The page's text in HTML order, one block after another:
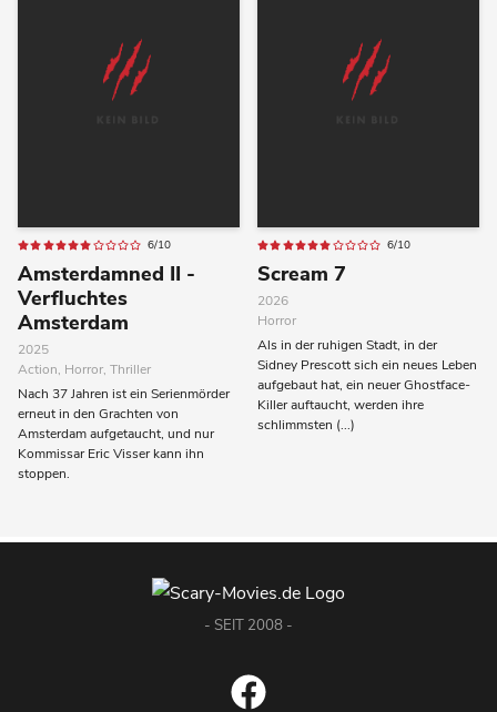
6/10
Amsterdamned II -
Verfluchtes
Amsterdam
2025
Action, Horror, Thriller
Nach 37 Jahren ist ein Serienmörder
erneut in den Grachten von
Amsterdam aufgetaucht, und nur
Kommissar Eric Visser kann ihn
stoppen.
6/10
Scream 7
2026
Horror
Als in der ruhigen Stadt, in der
Sidney Prescott sich ein neues Leben
aufgebaut hat, ein neuer Ghostface-
Killer auftaucht, werden ihre
schlimmsten (...)
- SEIT 2008 -